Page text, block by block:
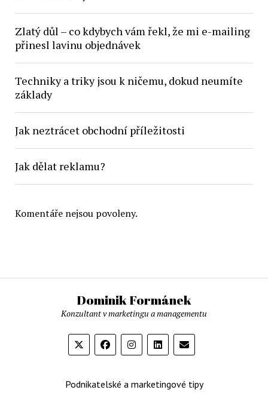
Zlatý důl – co kdybych vám řekl, že mi e-mailing
přinesl lavinu objednávek
Techniky a triky jsou k ničemu, dokud neumíte
základy
Jak neztrácet obchodní příležitosti
Jak dělat reklamu?
Komentáře nejsou povoleny.
Dominik Formánek
Konzultant v marketingu a managementu
Podnikatelské a marketingové tipy